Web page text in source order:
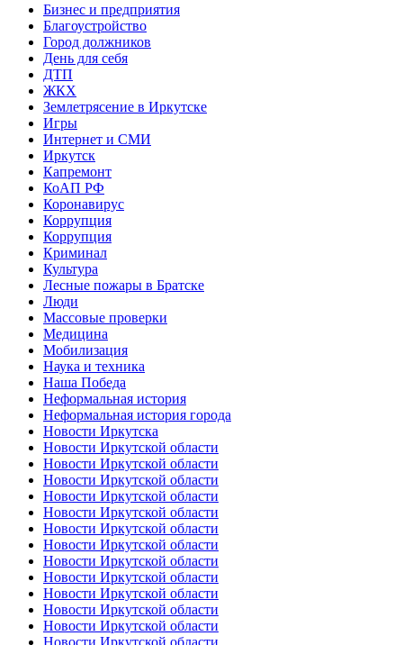
Бизнес и предприятия
Благоустройство
Город должников
День для себя
ДТП
ЖКХ
Землетрясение в Иркутске
Игры
Интернет и СМИ
Иркутск
Капремонт
КоАП РФ
Коронавирус
Коррупция
Коррупция
Криминал
Культура
Лесные пожары в Братске
Люди
Массовые проверки
Медицина
Мобилизация
Наука и техника
Наша Победа
Неформальная история
Неформальная история города
Новости Иркутска
Новости Иркутской области
Новости Иркутской области
Новости Иркутской области
Новости Иркутской области
Новости Иркутской области
Новости Иркутской области
Новости Иркутской области
Новости Иркутской области
Новости Иркутской области
Новости Иркутской области
Новости Иркутской области
Новости Иркутской области
Новости Иркутской области